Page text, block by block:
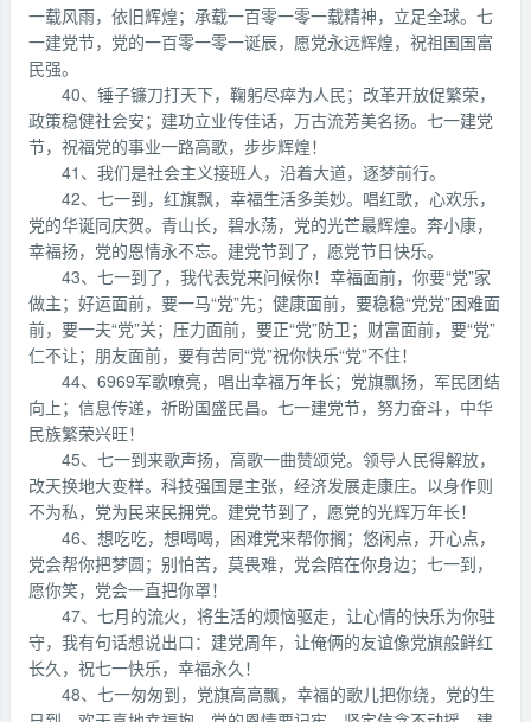
一载风雨，依旧辉煌；承载一百零一零一载精神，立足全球。七
一建党节，党的一百零一零一诞辰，愿党永远辉煌，祝祖国国富
民强。
40、锤子镰刀打天下，鞠躬尽瘁为人民；改革开放促繁荣，
政策稳健社会安；建功立业传佳话，万古流芳美名扬。七一建党
节，祝福党的事业一路高歌，步步辉煌！
41、我们是社会主义接班人，沿着大道，逐梦前行。
42、七一到，红旗飘，幸福生活多美妙。唱红歌，心欢乐，
党的华诞同庆贺。青山长，碧水荡，党的光芒最辉煌。奔小康，
幸福扬，党的恩情永不忘。建党节到了，愿党节日快乐。
43、七一到了，我代表党来问候你！幸福面前，你要“党”家
做主；好运面前，要一马“党”先；健康面前，要稳稳“党党”困难面
前，要一夫“党”关；压力面前，要正“党”防卫；财富面前，要“党”
仁不让；朋友面前，要有苦同“党”祝你快乐“党”不住！
44、6969军歌嘹亮，唱出幸福万年长；党旗飘扬，军民团结
向上；信息传递，祈盼国盛民昌。七一建党节，努力奋斗，中华
民族繁荣兴旺！
45、七一到来歌声扬，高歌一曲赞颂党。领导人民得解放，
改天换地大变样。科技强国是主张，经济发展走康庄。以身作则
不为私，党为民来民拥党。建党节到了，愿党的光辉万年长！
46、想吃吃，想喝喝，困难党来帮你搁；悠闲点，开心点，
党会帮你把梦圆；别怕苦，莫畏难，党会陪在你身边；七一到，
愿你笑，党会一直把你罩！
47、七月的流火，将生活的烦恼驱走，让心情的快乐为你驻
守，我有句话想说出口：建党周年，让俺俩的友谊像党旗般鲜红
长久，祝七一快乐，幸福永久！
48、七一匆匆到，党旗高高飘，幸福的歌儿把你绕，党的生